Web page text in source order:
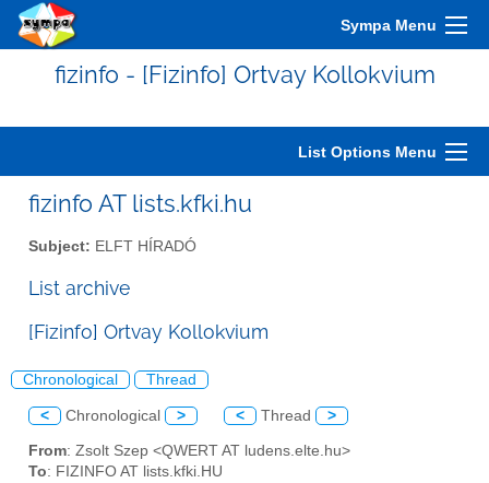
Sympa Menu
fizinfo - [Fizinfo] Ortvay Kollokvium
List Options Menu
fizinfo AT lists.kfki.hu
Subject: ELFT HÍRADÓ
List archive
[Fizinfo] Ortvay Kollokvium
Chronological Thread
< Chronological > < Thread >
From: Zsolt Szep <QWERT AT ludens.elte.hu>
To: FIZINFO AT lists.kfki.HU